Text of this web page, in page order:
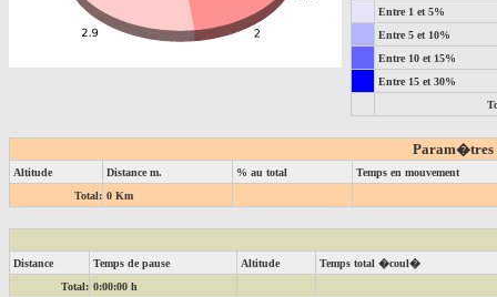
Entre 1 et 5%
Entre 5 et 10%
Entre 10 et 15%
Entre 15 et 30%
Param�tres
Altitude Distance m. % au total
Temps en mouvement
Total: 0 Km
Distance Temps de pause Altitude
Temps total �coul�
Total: 0:00:00 h